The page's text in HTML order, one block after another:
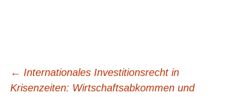
Beitragsnavigation
← Internationales Investitionsrecht in
Krisenzeiten: Wirtschaftsabkommen und